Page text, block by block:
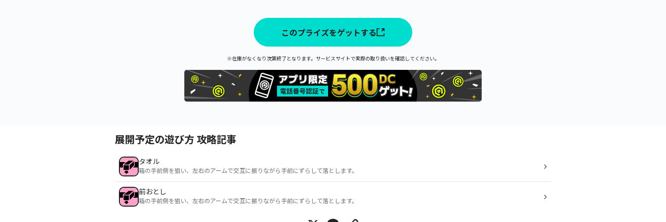
このプライズをゲットする
※在庫がなくなり次第終了となります。サービスサイトで実際の取り扱いを確認してください。
展開予定の遊び方 攻略記事
タオル
箱の手前側を狙い、左右のアームで交互に振りながら手前にずらして落とします。
前おとし
箱の手前側を狙い、左右のアームで交互に振りながら手前にずらして落とします。